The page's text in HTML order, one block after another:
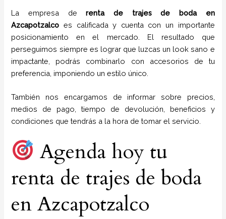
La empresa derenta de trajes de boda
en
Azcapotzalco es calificada y cuenta con un importante
posicionamiento en el mercado. El resultado que
perseguimos siempre es lograr que luzcas un look sano e
impactante, podrás combinarlo con accesorios de tu
preferencia, imponiendo un estilo único.
También nos encargamos de informar sobre precios,
medios de pago, tiempo de devolución, beneficios y
condiciones que tendrás a la hora de tomar el servicio.
Agenda hoy tu
renta de trajes de boda
en Azcapotzalco